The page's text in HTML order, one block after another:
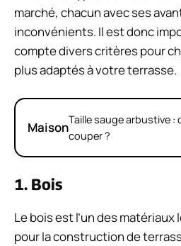
marché, chacun avec ses
inconvénients. Il est donc
compte divers critères pour
plus adaptés à votre terrasse.
MaisonTaille sauge arbustive :
couper ?
1. Bois
Le bois est l’un des
pour la construction de